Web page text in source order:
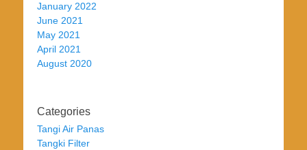
January 2022
June 2021
May 2021
April 2021
August 2020
Categories
Tangi Air Panas
Tangki Filter